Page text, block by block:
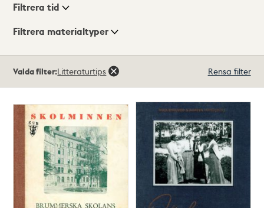
Visningsläge
Filtrera tid
Filtrera materialtyper
träffar
Valda filter:Litteraturtips Rensa filter